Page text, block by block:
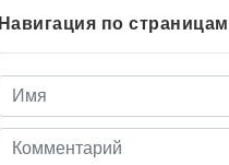
Навигация по страницам